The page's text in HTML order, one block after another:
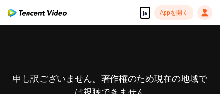
ja Appを開く
申し訳ございません。著作権のため現在の地域で
は視聴できません